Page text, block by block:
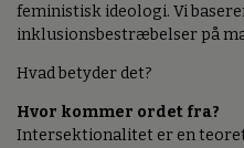
feministisk ideologi. Vi
inklusionsbestræbelser på
Hvad betyder det?
Hvor kommer ordet fra?
Intersektionalitet er en